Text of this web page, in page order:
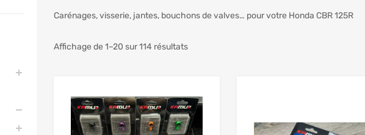
Carénages, visserie, jantes, bouchons de valves… pour votre Honda CBR 125R
Affichage de 1–20 sur 114 résultats